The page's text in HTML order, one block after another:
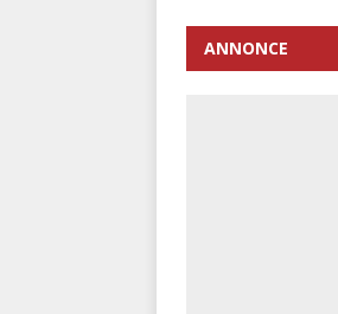
ANNONCE